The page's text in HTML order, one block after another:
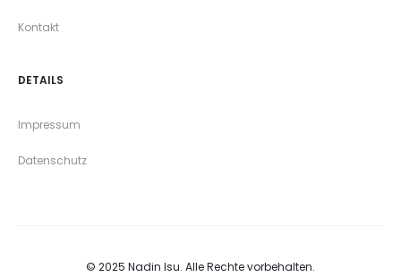
Kontakt
DETAILS
Impressum
Datenschutz
© 2025 Nadin Isu. Alle Rechte vorbehalten.